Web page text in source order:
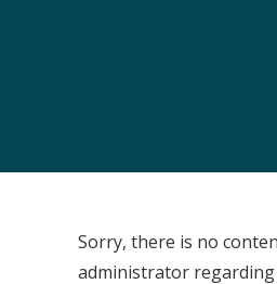
Sorry, there is no
administrator regarding